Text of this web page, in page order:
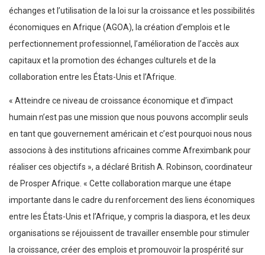
échanges et l’utilisation de la loi sur la croissance et les possibilités
économiques en Afrique (AGOA), la création d’emplois et le
perfectionnement professionnel, l’amélioration de l’accès aux
capitaux et la promotion des échanges culturels et de la
collaboration entre les États-Unis et l’Afrique.
« Atteindre ce niveau de croissance économique et d’impact
humain n’est pas une mission que nous pouvons accomplir seuls
en tant que gouvernement américain et c’est pourquoi nous nous
associons à des institutions africaines comme Afreximbank pour
réaliser ces objectifs », a déclaré British A. Robinson, coordinateur
de Prosper Afrique. « Cette collaboration marque une étape
importante dans le cadre du renforcement des liens économiques
entre les États-Unis et l’Afrique, y compris la diaspora, et les deux
organisations se réjouissent de travailler ensemble pour stimuler
la croissance, créer des emplois et promouvoir la prospérité sur